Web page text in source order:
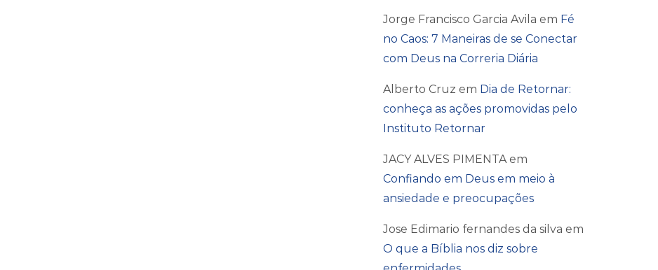
Jorge Francisco Garcia Avila em Fé
no Caos: 7 Maneiras de se Conectar
com Deus na Correria Diária
Alberto Cruz em Dia de Retornar:
conheça as ações promovidas pelo
Instituto Retornar
JACY ALVES PIMENTAem
Confiando em Deus em meio à
ansiedade e preocupações
Jose Edimario fernandes da silva em
O que a Bíblia nos diz sobre